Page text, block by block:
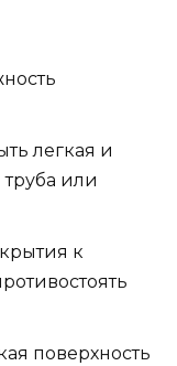
легкая и
или
к
поверхность